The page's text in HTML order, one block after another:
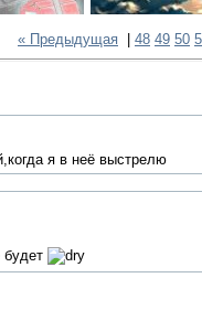
« Предыдущая 48 49 50
я в неё выстрелю